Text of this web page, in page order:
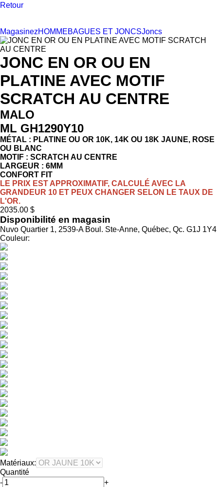
Retour
MagasinezHOMMEBAGUES ET JONCSJoncs
JONC EN OR OU EN
PLATINE AVEC MOTIF
SCRATCH AU CENTRE
MALO
ML GH1290Y10
MÉTAL : PLATINE OU OR 10K, 14K OU 18K JAUNE, ROSE
OU BLANC
MOTIF : SCRATCH AU CENTRE
LARGEUR : 6MM
CONFORT FIT
LE PRIX EST APPROXIMATIF, CALCULÉ AVEC LA
GRANDEUR 10 ET PEUX CHANGER SELON LE TAUX DE
L'OR.
2035.00 $
Disponibilité en magasin
Nuvo Quartier 1, 2539-A Boul. Ste-Anne, Québec, Qc. G1J 1Y4
Couleur:
Matériaux:
Quantité
-
+